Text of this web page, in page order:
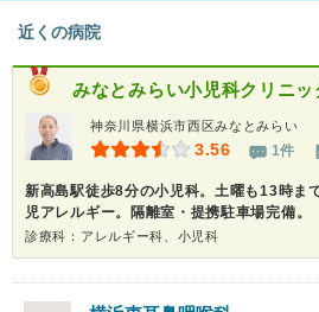
近くの病院
みなとみらい小児科クリニッ
神奈川県横浜市西区みなとみらい
3.56 1件
新高島駅徒歩8分の小児科。土曜も13時ま
児アレルギー。隔離室・提携駐車場完備。
診療科：アレルギー科、小児科